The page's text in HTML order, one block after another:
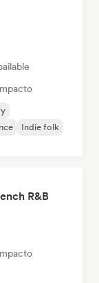
Indie folk
R&B